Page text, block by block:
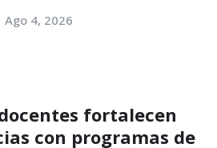
Ago 4, 2026
fortalecen
con programas de